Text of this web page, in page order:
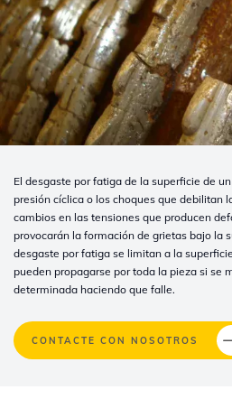
El desgaste por fatiga de la superficie de
presión cíclica o los choques que debilitan
cambios en las tensiones que producen
provocarán la formación de grietas bajo la
desgaste por fatiga se limitan a la
pueden propagarse por toda la pieza si se
determinada haciendo que falle.
CONTACTE CON NOSOTROS